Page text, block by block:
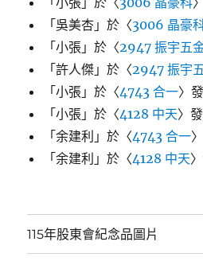
「吳美杏 」於〈3006 晶豪
「小張 」於〈2947 振宇五
「許人傑 」於〈2947 振宇
「小張 」於〈4743 合一〉
「小張 」於〈4128 中天〉
「余建利 」於〈4743 合一
「余建利 」於〈4128 中天
115年股東會紀念品圖片